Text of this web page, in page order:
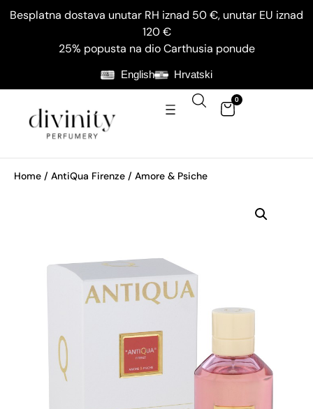
Besplatna dostava unutar RH iznad 50 €, unutar EU iznad
120 €
25% popusta na dio Carthusia ponude
English Hrvatski
0
Home / AntiQua Firenze / Amore & Psiche